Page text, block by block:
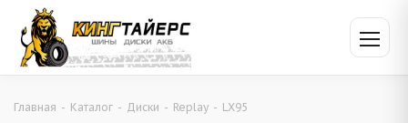
Главная - Каталог - Диски - Replay - LX95